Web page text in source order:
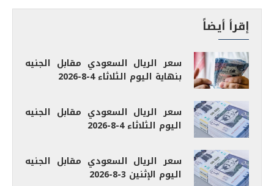
إقرأ أيضاً
سعر الريال السعودي مقابل الجنيه
بنهاية اليوم الثلاثاء 4-8-2026
سعر الريال السعودي مقابل الجنيه
اليوم الثلاثاء 4-8-2026
سعر الريال السعودي مقابل الجنيه
اليوم الإثنين 3-8-2026